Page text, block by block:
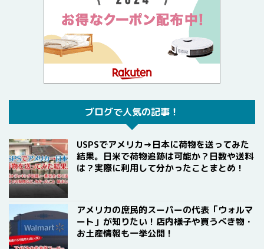
ブログで人気の記事！
USPSでアメリカ→日本に荷物を送ってみた
結果。日米で荷物追跡は可能か？日数や送料
は？実際に利用して分かったことまとめ！
アメリカの庶民的スーパーの代表「ウォルマ
ート」が知りたい！店内様子や買うべき物・
お土産情報も一挙公開！